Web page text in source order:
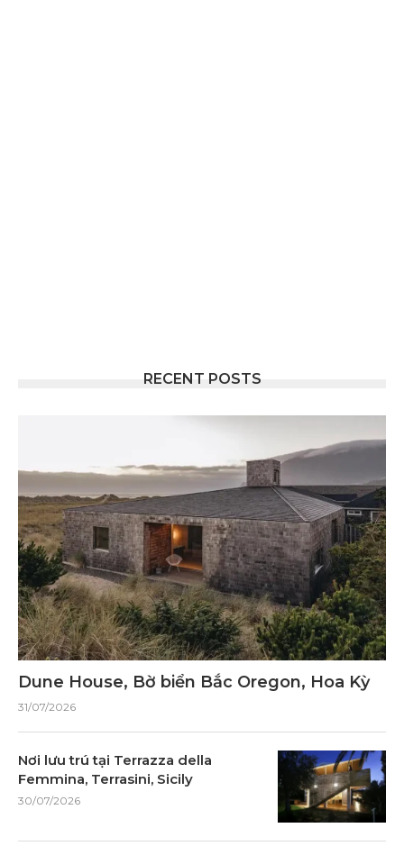
RECENT POSTS
Dune House, Bờ biển Bắc Oregon, Hoa Kỳ
31/07/2026
Nơi lưu trú tại Terrazza della
Femmina, Terrasini, Sicily
30/07/2026